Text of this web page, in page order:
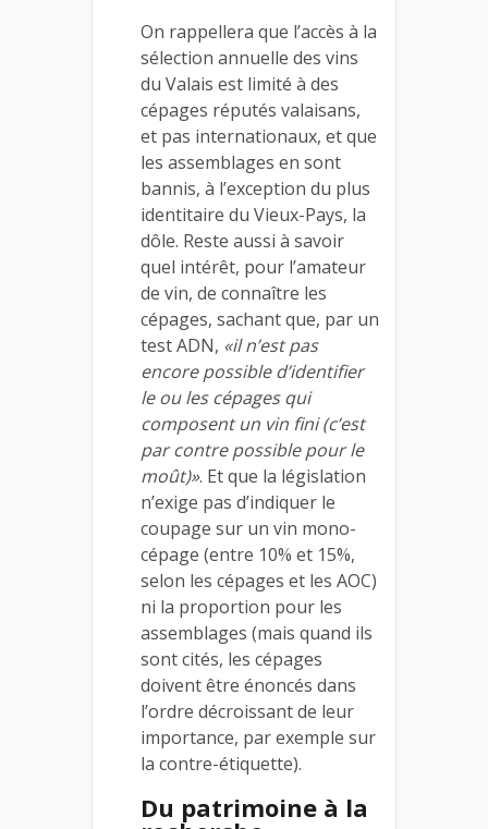
On rappellera que l’accès à la
sélection annuelle des vins
du Valais est limité à des
cépages réputés valaisans,
et pas internationaux, et que
les assemblages en sont
bannis, à l’exception du plus
identitaire du Vieux-Pays, la
dôle. Reste aussi à savoir
quel intérêt, pour l’amateur
de vin, de connaître les
cépages, sachant que, par un
test ADN, «il n’est pas
encore possible d’identifier
le ou les cépages qui
composent un vin fini (c’est
par contre possible pour le
moût)». Et que la législation
n’exige pas d’indiquer le
coupage sur un vin mono-
cépage (entre 10% et 15%,
selon les cépages et les AOC)
ni la proportion pour les
assemblages (mais quand ils
sont cités, les cépages
doivent être énoncés dans
l’ordre décroissant de leur
importance, par exemple sur
la contre-étiquette).
Du patrimoine à la